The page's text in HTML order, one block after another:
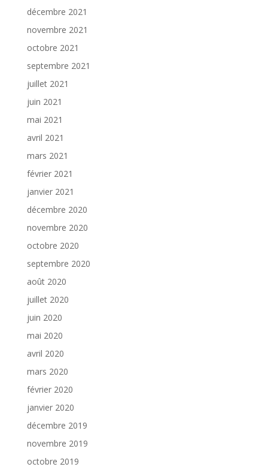
décembre 2021
novembre 2021
octobre 2021
septembre 2021
juillet 2021
juin 2021
mai 2021
avril 2021
mars 2021
février 2021
janvier 2021
décembre 2020
novembre 2020
octobre 2020
septembre 2020
août 2020
juillet 2020
juin 2020
mai 2020
avril 2020
mars 2020
février 2020
janvier 2020
décembre 2019
novembre 2019
octobre 2019